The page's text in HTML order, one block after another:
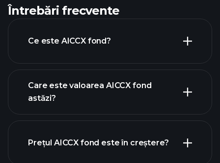
Întrebări frecvente
Ce este AICCX fond?
Care este valoarea AICCX fond
astăzi?
Prețul AICCX fond este în creștere?